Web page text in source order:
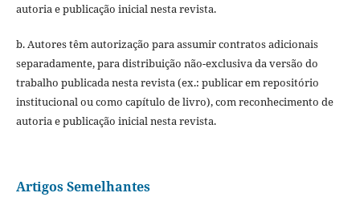
autoria e publicação inicial nesta revista.
b. Autores têm autorização para assumir contratos adicionais
separadamente, para distribuição não-exclusiva da versão do
trabalho publicada nesta revista (ex.: publicar em repositório
institucional ou como capítulo de livro), com reconhecimento de
autoria e publicação inicial nesta revista.
Artigos Semelhantes